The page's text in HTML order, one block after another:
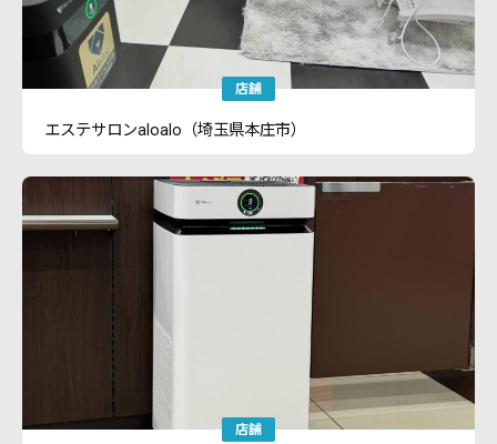
店舗
エステサロンaloalo（埼玉県本庄市）
店舗